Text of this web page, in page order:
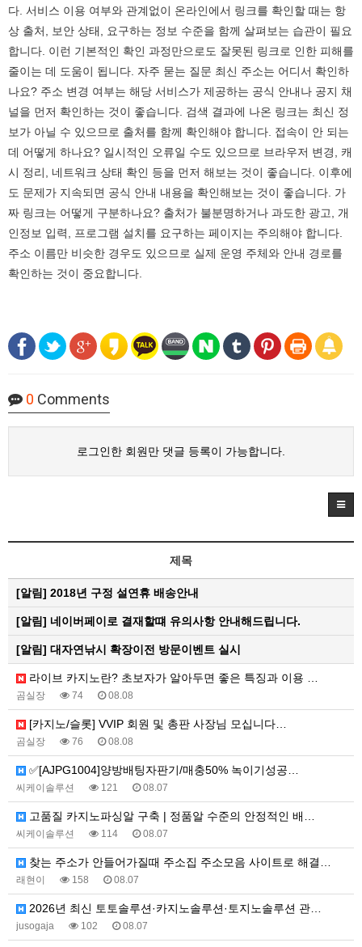
다. 서비스 이용 여부와 관계없이 온라인에서 링크를 확인할 때는 항
상 출처, 보안 상태, 요구하는 정보 수준을 함께 살펴보는 습관이 필요
합니다. 이런 기본적인 확인 과정만으로도 잘못된 링크로 인한 피해를
줄이는 데 도움이 됩니다. 자주 묻는 질문 최신 주소는 어디서 확인하
나요? 주소 변경 여부는 해당 서비스가 제공하는 공식 안내나 공지 채
널을 먼저 확인하는 것이 좋습니다. 검색 결과에 나온 링크는 최신 정
보가 아닐 수 있으므로 출처를 함께 확인해야 합니다. 접속이 안 되는
데 어떻게 하나요? 일시적인 오류일 수도 있으므로 브라우저 변경, 캐
시 정리, 네트워크 상태 확인 등을 먼저 해보는 것이 좋습니다. 이후에
도 문제가 지속되면 공식 안내 내용을 확인해보는 것이 좋습니다. 가
짜 링크는 어떻게 구분하나요? 출처가 불분명하거나 과도한 광고, 개
인정보 입력, 프로그램 설치를 요구하는 페이지는 주의해야 합니다.
주소 이름만 비슷한 경우도 있으므로 실제 운영 주체와 안내 경로를
확인하는 것이 중요합니다.
0 Comments
로그인한 회원만 댓글 등록이 가능합니다.
제목
[알림] 2018년 구정 설연휴 배송안내
[알림] 네이버페이로 결재할떄 유의사항 안내해드립니다.
[알림] 대자연낚시 확장이전 방문이벤트 실시
라이브 카지노란? 초보자가 알아두면 좋은 특징과 이용 …
곰실장 74 08.08
[카지노/슬롯] VVIP 회원 및 총판 사장님 모십니다…
곰실장 76 08.08
✅[AJPG1004]양방배팅자판기/매충50% 녹이기성공…
씨케이솔루션 121 08.07
고품질 카지노파싱알 구축 | 정품알 수준의 안정적인 배…
씨케이솔루션 114 08.07
찾는 주소가 안들어가질때 주소집 주소모음 사이트로 해결…
래현이 158 08.07
2026년 최신 토토솔루션·카지노솔루션·토지노솔루션 관…
jusogaja 102 08.07